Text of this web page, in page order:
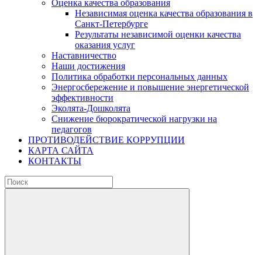
Оценка качества образования
Независимая оценка качества образования в
Санкт-Петербурге
Результаты независимой оценки качества
оказания услуг
Наставничество
Наши достижения
Политика обработки персональных данных
Энергосбережение и повышение энергетической
эффективности
Эколята-Дошколята
Снижение бюрократической нагрузки на
педагогов
ПРОТИВОДЕЙСТВИЕ КОРРУПЦИИ
КАРТА САЙТА
КОНТАКТЫ